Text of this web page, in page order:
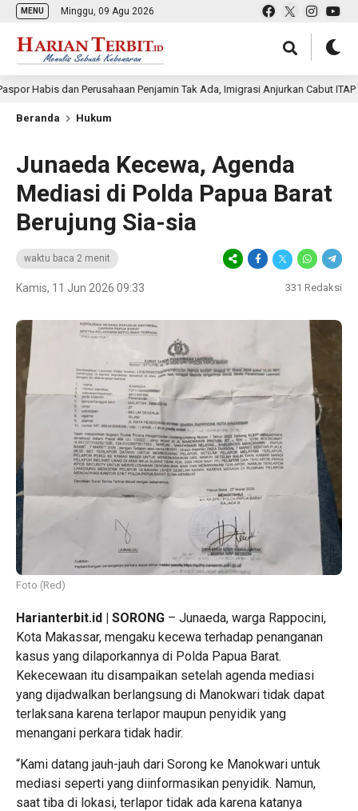
MENU Minggu, 09 Agu 2026
dan Perusahaan Penjamin Tak Ada, Imigrasi Anjurkan Cabut ITAP WN China
Beranda Hukum
Junaeda Kecewa, Agenda
Mediasi di Polda Papua Barat
Berujung Sia-sia
waktu baca 2 menit
Kamis, 11 Jun 2026 09:33 331 Redaksi
Foto (Red)
Harianterbit.id | SORONG – Junaeda, warga Rappocini,
Kota Makassar, mengaku kecewa terhadap penanganan
kasus yang dilaporkannya di Polda Papua Barat.
Kekecewaan itu disampaikan setelah agenda mediasi
yang dijadwalkan berlangsung di Manokwari tidak dapat
terlaksana karena terlapor maupun penyidik yang
menangani perkara tidak hadir.
“Kami datang jauh-jauh dari Sorong ke Manokwari untuk
mediasi seperti yang diinformasikan penyidik. Namun,
saat tiba di lokasi, terlapor tidak ada karena katanya